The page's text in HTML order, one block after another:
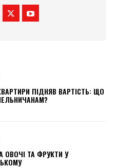
ПІДНЯВ ВАРТІСТЬ: ЩО
ОВОЧІ ТА ФРУКТИ У